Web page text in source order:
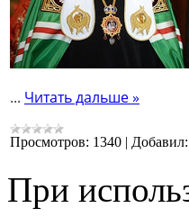
... Читать дальше »
Просмотров: 1340 | Добавил:
При